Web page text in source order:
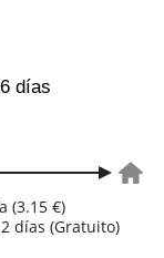
días
(3.15 €)
días (Gratuito)